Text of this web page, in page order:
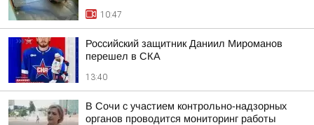
10:47
Российский защитник Даниил Мироманов
перешел в СКА
13:40
В Сочи с участием контрольно-надзорных
органов проводится мониторинг работы